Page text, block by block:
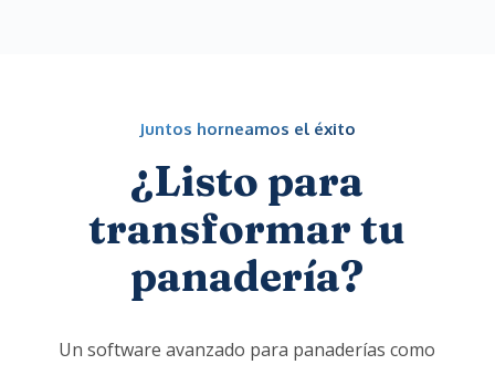
Juntos horneamos el éxito
¿Listo para
transformar tu
panadería?
Un software avanzado para panaderías como